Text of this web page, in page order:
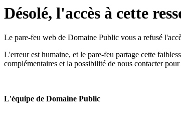
Désolé, l'accès à cette
Le pare-feu web de Domaine Public vous a refusé
L'erreur est humaine, et le pare-feu partage cette
complémentaires et la possibilité de nous contacter
L'équipe de Domaine Public